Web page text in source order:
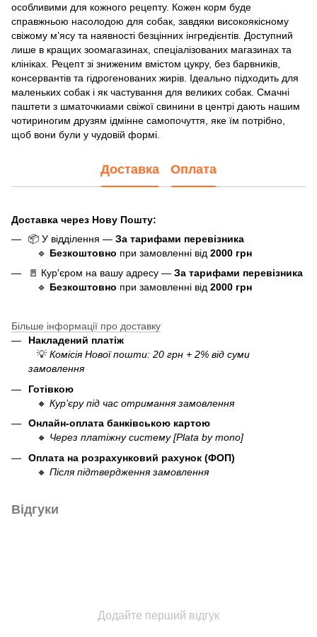
особливими для кожного рецепту. Кожен корм буде
справжньою насолодою для собак, завдяки високоякісному
свіжому м’ясу та наявності безцінних інгредієнтів. Доступний
лише в кращих зоомагазинах, спеціалізованих магазинах та
клініках. Рецепт зі зниженим вмістом цукру, без барвників,
консервантів та гідрогенованих жирів. Ідеально підходить для
маленьких собак і як частування для великих собак. Смачні
паштети з шматочкиами свіжої свинини в центрі дають нашим
чотириногим друзям ідмінне самопочуття, яке їм потрібно,
щоб вони були у чудовій формі.
Доставка Оплата
Доставка через Нову Пошту:
📦 У відділення — За тарифами перевізника
🔹 Безкоштовно при замовленні від 2000 грн
🚪 Кур'єром на вашу адресу — За тарифами перевізника
🔹 Безкоштовно при замовленні від 2000 грн
Більше інформації про доставку
Накладений платіж
💡 Комісія Нової пошти: 20 грн + 2% від суми
замовлення
Готівкою
🔸 Кур’єру під час отримання замовлення
Онлайн-оплата банківською картою
🔸 Через платіжну систему [Plata by mono]
Оплата на розрахунковий рахунок (ФОП)
🔸 Після підтвердження замовлення
Відгуки
Додайте перший відгук